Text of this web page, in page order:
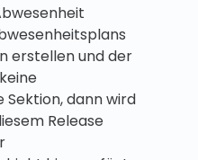
erstellen und der
dann wird
Release